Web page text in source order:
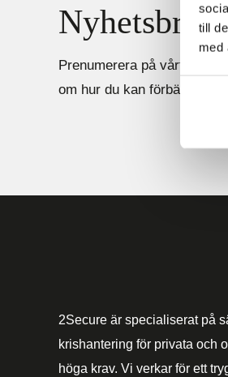
till
med
Nyhetsbrev
Prenumerera på vårt
om hur du kan förbättra
2Secure är specialiserat på
krishantering för privata och
höga krav. Vi verkar för ett